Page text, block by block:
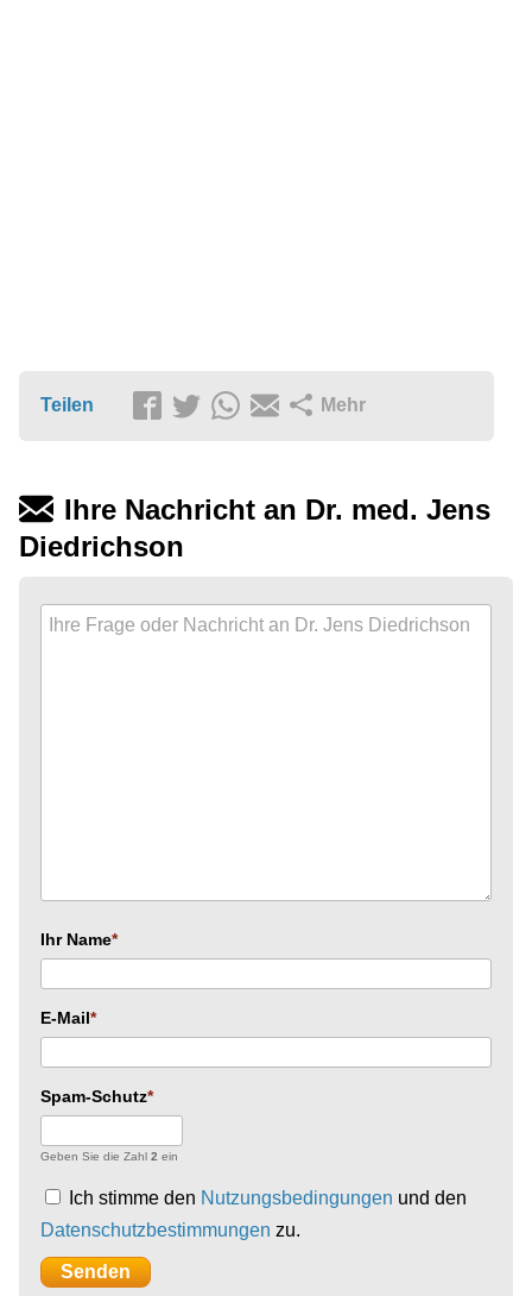
Teilen Mehr
Ihre Nachricht an Dr. med. Jens
Diedrichson
Ihr Name
E-Mail
Spam-Schutz
Geben Sie die Zahl 2 ein
Ich stimme den Nutzungsbedingungen und den
Datenschutzbestimmungen zu.